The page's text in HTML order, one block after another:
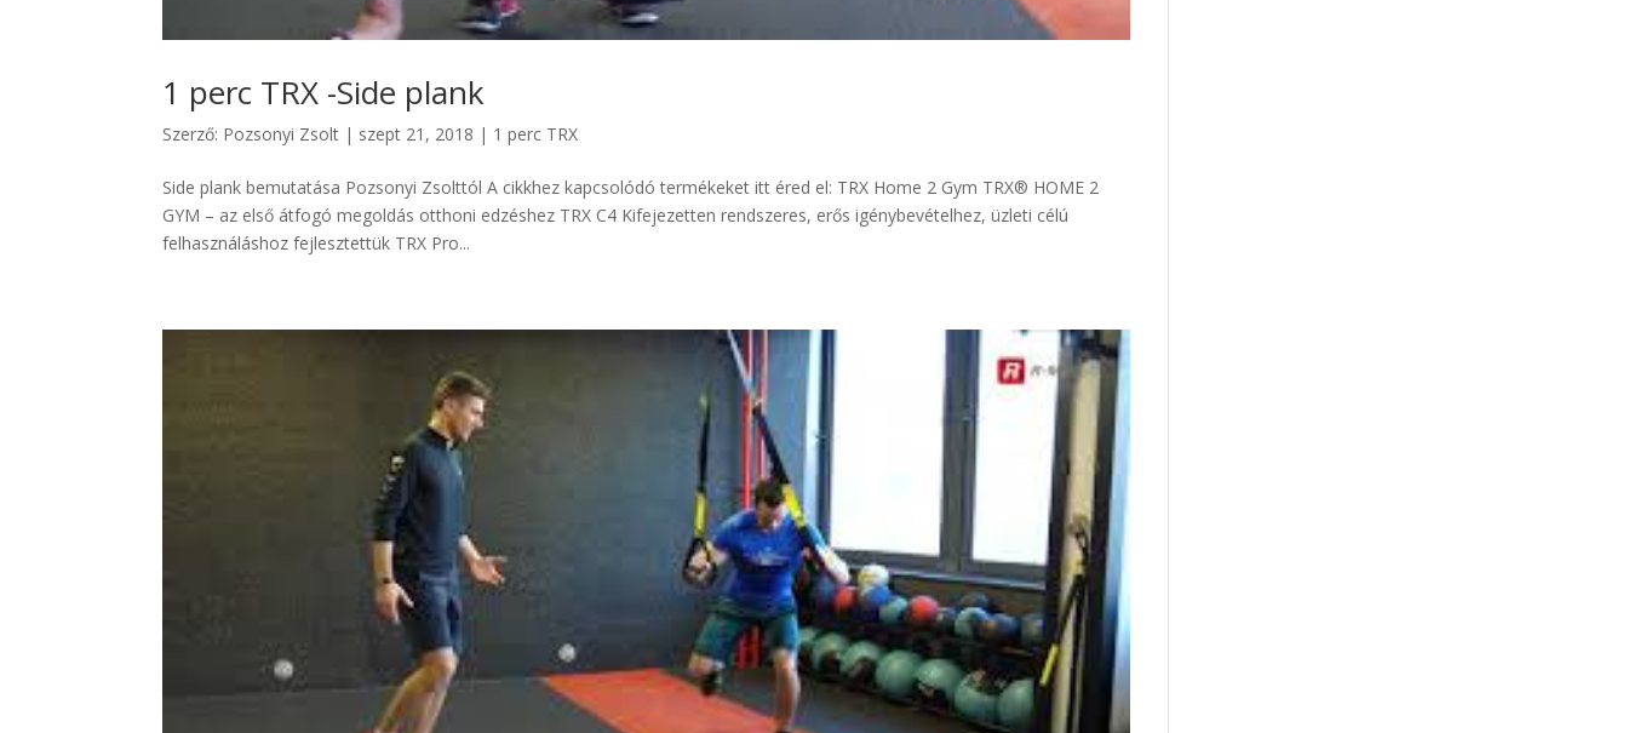
1 perc TRX -Side plank
Szerző: Pozsonyi Zsolt | szept 21, 2018 | 1 perc TRX
Side plank bemutatása Pozsonyi Zsolttól A cikkhez kapcsolódó termékeket itt éred el: TRX Home 2 Gym TRX® HOME 2
GYM – az első átfogó megoldás otthoni edzéshez TRX C4 Kifejezetten rendszeres, erős igénybevételhez, üzleti célú
felhasználáshoz fejlesztettük TRX Pro...